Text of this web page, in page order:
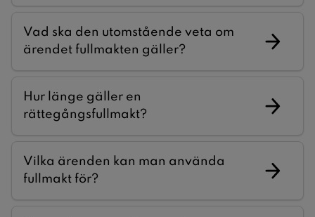
Vad ska den utomstående veta om
ärendet fullmakten gäller?
Hur länge gäller en
rättegångsfullmakt?
Vilka ärenden kan man använda
fullmakt för?